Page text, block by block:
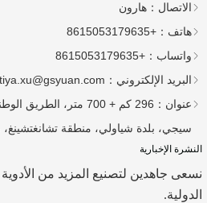
الاتصال： هارون
هاتف： +8615053179635
واتساب： +8615053179635
البريد الإلكتروني： tiya.xu@gsyuan.com
عنوان：
سيجي، بلدة شياولي، منطقة تشانغتشينغ،
النشرة الإخبارية
نسعى جاهدين لتصنيع المزيد من
الدولية.